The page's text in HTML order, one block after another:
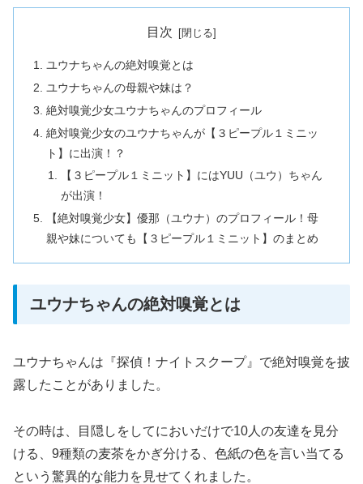
目次
ユウナちゃんの絶対嗅覚とは
ユウナちゃんの母親や妹は？
絶対嗅覚少女ユウナちゃんのプロフィール
絶対嗅覚少女のユウナちゃんが【３ピープル１ミニッ
ト】に出演！？
【３ピープル１ミニット】にはYUU（ユウ）ちゃん
が出演！
【絶対嗅覚少女】優那（ユウナ）のプロフィール！母
親や妹についても【３ピープル１ミニット】のまとめ
ユウナちゃんの絶対嗅覚とは
ユウナちゃんは『探偵！ナイトスクープ』で絶対嗅覚を披
露したことがありました。
その時は、目隠しをしてにおいだけで10人の友達を見分
ける、9種類の麦茶をかぎ分ける、色紙の色を言い当てる
という驚異的な能力を見せてくれました。